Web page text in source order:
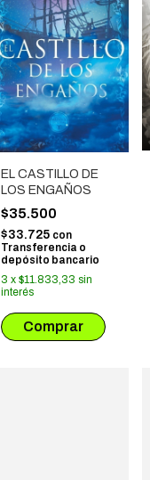
EL CASTILLO DE
LOS ENGAÑOS
$35.500
$33.725 con
Transferencia o
depósito bancario
3 x $11.833,33 sin
interés